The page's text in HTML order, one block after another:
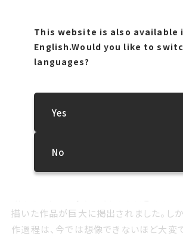
This website is also available
English.Would you like to
languages?
Yes
No
描いた作品が巨大に掲出されました。し
作過程は、今では想像できないほど大変